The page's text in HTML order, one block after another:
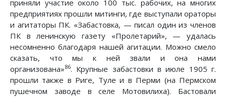
приняли участие около 100 тыс. рабочих, на многих
предприятиях прошли митинги, где выступали ораторы
и агитаторы ПК. «Забастовка, — писал один из членов
ПК в ленинскую газету «Пролетарий», — удалась
несомненно благодаря нашей агитации. Можно смело
сказать, что мы к ней звали и она нами
организована»86. Крупные забастовки в июле 1905 г.
прошли также в Риге, Туле и в Перми (на Пермском
пушечном заводе в селе Мотовилиха). Бастовали